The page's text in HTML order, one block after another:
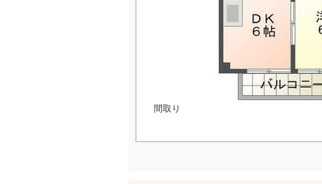
間取り